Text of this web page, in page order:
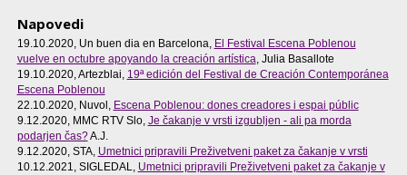
Napovedi
19.10.2020, Un buen dia en Barcelona, El Festival Escena Poblenou
vuelve en octubre apoyando la creación artística, Julia Basallote
19.10.2020, Artezblai, 19ª edición del Festival de Creación Contemporánea
Escena Poblenou
22.10.2020, Nuvol, Escena Poblenou: dones creadores i espai públic
9.12.2020, MMC RTV Slo, Je čakanje v vrsti izgubljen - ali pa morda
podarjen čas?A.J.
9.12.2020, STA, Umetnici pripravili Preživetveni paket za čakanje v vrsti
10.12.2021, SIGLEDAL, Umetnici pripravili Preživetveni paket za čakanje v